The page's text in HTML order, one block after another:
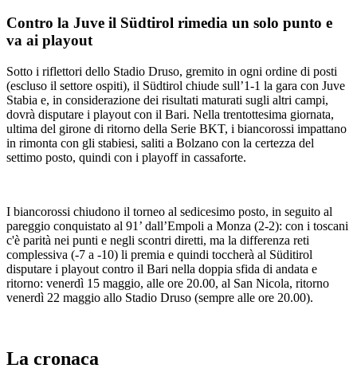
Contro la Juve il Südtirol rimedia un solo punto e
va ai playout
Sotto i riflettori dello Stadio Druso, gremito in ogni ordine di posti
(escluso il settore ospiti), il Südtirol chiude sull’1-1 la gara con Juve
Stabia e, in considerazione dei risultati maturati sugli altri campi,
dovrà disputare i playout con il Bari. Nella trentottesima giornata,
ultima del girone di ritorno della Serie BKT, i biancorossi impattano
in rimonta con gli stabiesi, saliti a Bolzano con la certezza del
settimo posto, quindi con i playoff in cassaforte.
I biancorossi chiudono il torneo al sedicesimo posto, in seguito al
pareggio conquistato al 91’ dall’Empoli a Monza (2-2): con i toscani
c'è parità nei punti e negli scontri diretti, ma la differenza reti
complessiva (-7 a -10) li premia e quindi toccherà al Süditirol
disputare i playout contro il Bari nella doppia sfida di andata e
ritorno: venerdì 15 maggio, alle ore 20.00, al San Nicola, ritorno
venerdì 22 maggio allo Stadio Druso (sempre alle ore 20.00).
La cronaca